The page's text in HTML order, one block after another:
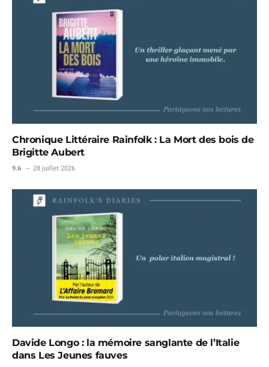
Chronique Littéraire Rainfolk : La Mort des bois de
Brigitte Aubert
9.6 28 juillet 2026
Davide Longo : la mémoire sanglante de l’Italie
dans Les Jeunes fauves